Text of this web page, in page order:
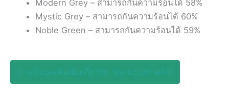
Modern Grey – สามารถกันความร้อนได้ 58%
Mystic Grey – สามารถกันความร้อนได้ 60%
Noble Green – สามารถกันความร้อนได้ 59%
อ่านข้อมูลเพิ่มเติมเกี่ยวกับ ShinkoLite คลิก!